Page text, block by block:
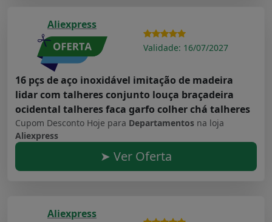
Aliexpress
Validade: 16/07/2027
16 pçs de aço inoxidável imitação de madeira
lidar com talheres conjunto louça braçadeira
ocidental talheres faca garfo colher chá talheres
Cupom Desconto Hoje para Departamentos na loja
Aliexpress
➤ Ver Oferta
Aliexpress